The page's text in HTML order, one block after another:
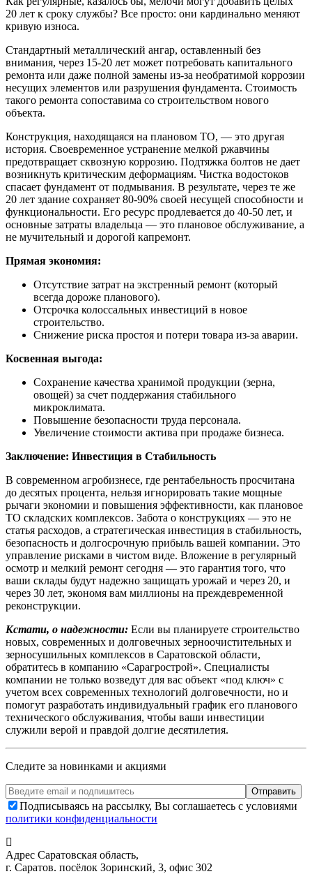
20 лет к сроку службы? Все просто: они кардинально меняют
кривую износа.
Стандартный металлический ангар, оставленный без
внимания, через 15-20 лет может потребовать капитального
ремонта или даже полной замены из-за необратимой коррозии
несущих элементов или разрушения фундамента. Стоимость
такого ремонта сопоставима со строительством нового
объекта.
Конструкция, находящаяся на плановом ТО, — это другая
история. Своевременное устранение мелкой ржавчины
предотвращает сквозную коррозию. Подтяжка болтов не дает
возникнуть критическим деформациям. Чистка водостоков
спасает фундамент от подмывания. В результате, через те же
20 лет здание сохраняет 80-90% своей несущей способности и
функциональности. Его ресурс продлевается до 40-50 лет, и
основные затраты владельца — это плановое обслуживание, а
не мучительный и дорогой капремонт.
Прямая экономия:
Отсутствие затрат на экстренный ремонт (который
всегда дороже планового).
Отсрочка колоссальных инвестиций в новое
строительство.
Снижение риска простоя и потери товара из-за аварии.
Косвенная выгода:
Сохранение качества хранимой продукции (зерна,
овощей) за счет поддержания стабильного
микроклимата.
Повышение безопасности труда персонала.
Увеличение стоимости актива при продаже бизнеса.
Заключение: Инвестиция в Стабильность
В современном агробизнесе, где рентабельность просчитана
до десятых процента, нельзя игнорировать такие мощные
рычаги экономии и повышения эффективности, как плановое
ТО складских комплексов. Забота о конструкциях — это не
статья расходов, а стратегическая инвестиция в стабильность,
безопасность и долгосрочную прибыль вашей компании. Это
управление рисками в чистом виде. Вложение в регулярный
осмотр и мелкий ремонт сегодня — это гарантия того, что
ваши склады будут надежно защищать урожай и через 20, и
через 30 лет, экономя вам миллионы на преждевременной
реконструкции.
Кстати, о надежности: Если вы планируете строительство
новых, современных и долговечных зерноочистительных и
зерносушильных комплексов в Саратовской области,
обратитесь в компанию «Сарагрострой». Специалисты
компании не только возведут для вас объект «под ключ» с
учетом всех современных технологий долговечности, но и
помогут разработать индивидуальный график его планового
технического обслуживания, чтобы ваши инвестиции
служили верой и правдой долгие десятилетия.
Следите за новинками и акциями
Подписываясь на рассылку, Вы соглашаетесь с условиями
политики конфиденциальности
Адрес Саратовская область,
г. Саратов. посёлок Зоринский, 3, офис 302